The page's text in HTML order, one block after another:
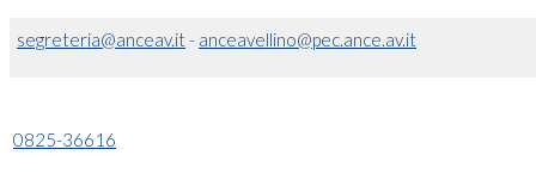
segreteria@anceav.it- anceavellino@pec.ance.av.it
0825-36616